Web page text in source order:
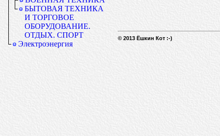
БЫТОВАЯ ТЕХНИКА
И ТОРГОВОЕ
ОБОРУДОВАНИЕ.
ОТДЫХ. СПОРТ
Электроэнергия
© 2013 Ёшкин Кот :-)